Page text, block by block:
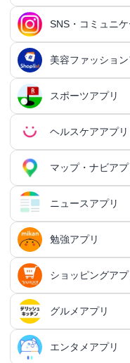
シミュレーション
ダンジョンRPGアプ
MMORPGアプリ
放置系RPGアプリ
美少女RPGアプリ
カードRPGアプリ
クイズRPGアプリ
カジュアルRPGアプ
3Dアクションアプリ
アクションRPGア
シューティングゲ
MOBAアプリ
ステルスゲームアプ
シミュレーション
育成シミュレーショ
戦略シミュレーショ
箱庭シミュレーショ
恋愛シミュレーシ
メタバース体験シ
対戦・協力ゲームア
対戦・協力ゲーム
オンライン対戦アプ
協力・マルチプレイ
シューティングゲー
シューティングゲー
FPSアプリ
オンラインシュー
縦スクシューティン
横スクシューティン
スナイパーゲーム
フライトシューティ
アドベンチャーゲー
アドベンチャーゲー
ミステリーアドベ
ホラーアドベンチ
サウンドノベルアプ
サバイバルアドベン
パズル・脳トレアプリ
パズル・脳トレアプ
パズルゲームアプリ
脱出ゲームアプリ
脳トレゲームアプリ
推理ゲームアプリ
間違い探し・探し
音楽ゲームアプリ
音楽ゲームアプリ総
手持ち曲で遊ぶ音
ボカロ曲収録音ゲー
リズムタップゲーム
オープンワールドア
オープンワールドア
3Dサンドボックス
カジュアルゲームア
クレーンゲームア
放置系ゲームアプリ
バカゲー・奇ゲーア
育成ゲームアプリ
育成ゲームアプリ
恋愛ゲームアプリ
恋愛ゲームアプリ
乙女系恋愛ゲームア
男性向け恋愛ゲーム
キャラゲーアプリ
ポケモンアプリ
スポーツゲームアプ
スポーツゲームアプ
ふるさと納税アプリ
貯金アプリ
スマホ決済アプリ
投資アプリ
確定申告アプリ
ギャンブルの管理ア
交換日記アプリ
写真カレンダーアプ
鍵付き日記アプリ
シンプルな日記アプ
終活アプリ
行動記録アプリ
行動記録アプリ総合
習慣化アプリ
ポイ活アプリ
ポイ活アプリ総合
レシートポイ活アプ
歩いてお金を稼ぐア
登録でお金がもらえ
動画を見るだけで稼
ポイ活ニュースア
スケジューラ・時計
カレンダーアプリ
リマインダーアプリ
時計アプリ
タイマーアプリ
ライフログアプリ
持ち物管理アプリ
生理周期アプリ
体重管理アプリ
血圧記録アプリ
体温記録アプリ
趣味記録アプリ
家事アプリ総合
掃除アプリ
洗濯アプリ
家事分担アプリ
育児アプリ
育児アプリ総合
育児記録アプリ
知育アプリ
子育てSNSアプリ
防犯アプリ
防犯アプリ総合
防犯ブザーアプリ
防災アプリ
緊急地震速報アプリ
安否確認アプリ
防災マップアプリ
メモアプリ
メモアプリ総合
原稿用紙アプリ
電卓アプリ
電卓アプリ総合
時間計算機アプリ
インテリアアプリ
タスク管理アプリ総
個人タスク管理ア
タスク共有アプリ
プロジェクト管理ア
QRコードアプリ
QRコード作成アプリ
janコード検索アプリ
OCRアプリ
OCRアプリ総合
翻訳カメラアプリ
議事録アプリ
議事録アプリ総合
文字起こしアプリ
高音質ボイスレコー
顧客管理アプリ
ファイル管理アプリ
クラウド保存・共有
PDFアプリ
ファイルマネージャ
オフィスソフトアプ
名刺管理アプリ総合
会計アプリ
会計アプリ総合
請求書アプリ
経費精算アプリ
小売・卸売支援ツー
在庫管理アプリ
レジアプリ
思考整理アプリ
マインドマップア
マンダラチャートア
転職アプリ
転職アプリ総合
建築アプリ
マッチングアプリ
マッチングアプリ総
20代向けマッチン
30代向けマッチング
40代向けマッチング
60代・シニア向け
出会いアプリ
カップルアプリ
カップルアプリ総合
記念日アプリ
デートアプリ
デートスポットア
恋愛診断アプリ
恋愛相談アプリ
女性の悩み解決アプリ
カスタマイズアプリ総合
IFTTTアプリ
オートクリッカーア
ネットワークアプリ
スピードテストアプ
VPNアプリ
テザリングアプリ
スマホ最適化アプ
メモリの確認／解放
セキュリティアプリ
パスワード管理ア
セキュリティ対策ア
VPNアプリ
覗き見防止アプリ
キーボードアプリ
文字起こしアプリ
顔文字・絵文字アプ
日本語入力アプリ
クリップボードアプ
ホーム画面アプリ
ウィジェットカスタ
ロック画面カスタ
画面録画アプリ
音の設定アプリ
録音アプリ
着信音アプリ
音楽編集アプリ
テキスト読み上げア
SNS・コミュニ
SNS・コミュニケーシ
SNSアプリ
X（Twitter）アプリ
LINEアプリ
マストドンアプリ
写真投稿SNSアプリ
動画投稿SNSアプリ
Instagramアプリ
メールアプリ
フリーメールアプリ
チャットアプリ
チャットアプリ総合
お絵描きチャットア
ランダムチャットア
ボイス・ビデオチ
電話アプリ
電話アプリ総合
ビデオ通話アプリ
電話帳アプリ
国際電話アプリ
掲示板アプリ
掲示板アプリ総合
ゲーム募集アプリ
地元コミュニティア
アイコン画像アプリ
アイコン画像アプリ
アバター・似顔絵ア
年賀状・カードアプリ
年賀状アプリ
住所録アプリ
イベント企画アプリ
イベント企画アプリ
AI彼氏・彼女アプリ
美容ファッション
美容ファッションアプリ
ヘア・メイク・ネイ
メイク・スキンケ
ファッションアプリ
コーデの参考アプリ
服デザインアプリ
着回し術アプリ
ボディケア・エステ
女性向けダイエッ
整形アプリ
スポーツアプリ
スポーツアプリ総合
陸上競技アプリ
ウォーキングアプリ
ランニングアプリ
自転車アプリ
ジョギング・サイク
テニスアプリ
ライトアプリ
ライトアプリ総合
野球アプリ
野球アプリ総合
プロ野球速報アプリ
野球スコアアプリ
ボウリングアプリ
ボウリングゲームア
速度計測アプリ
速度計測アプリ総合
球技アプリ
ヘルスケアアプリ
ヘルスケアアプリ総合
健康管理アプリ
健康管理アプリ総合
体重管理アプリ
食事管理アプリ
睡眠アプリ
ウォーキングアプリ
妊娠・出産アプリ
認知症・物忘れ防止
認知症・物忘れ防
ダイエットアプリ
ダイエットアプリ
体重管理アプリ
身体測定アプリ
身体測定アプリ総合
マップ・ナビアプ
マップ・ナビアプリ総合
ドライブアプリ
ドライブアプリ総合
バイクナビアプリ
道路交通情報アプリ
鉄道アプリ
駅構内案内アプリ
旅行アプリ
旅行アプリ総合
観光アプリ
飲食店検索アプリ
ニュースアプリ
ニュースアプリ総合
スポーツニュースア
スポーツニュースア
サッカー情報アプリ
プロ野球速報アプリ
天気アプリ
勉強アプリ
勉強アプリ総合
語学アプリ
語学アプリ総合
資格アプリ
ショッピングアプ
ショッピングアプリ総合
フリマアプリ
グルメアプリ
グルメアプリ総合
エンタメアプリ